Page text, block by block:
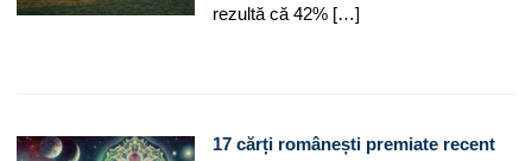
rezultă că 42% […]
17 cărți românești premiate recent